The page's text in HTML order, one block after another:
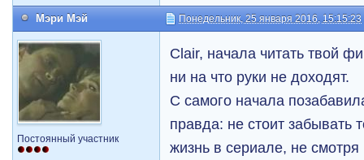
Мэри Мэй Понедельник, 25 января 2016, 15:15:23
Постоянный участник
Clair, начала читать твой
ни на что руки не доходят.
С самого начала
правда: не стоит забывать
жизнь в сериале, не